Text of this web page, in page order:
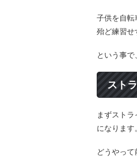
子供を自転
殆ど練習せ
という事で
スト
まずスト
になります。
どうやっ